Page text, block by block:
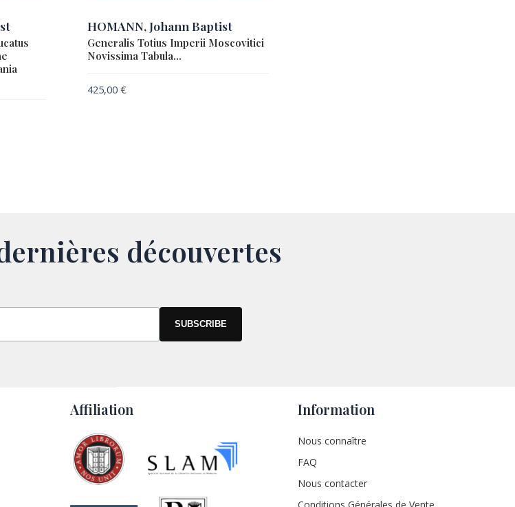
HOMANN, Johann Baptist
Generalis Totius Imperii Moscovitici
Novissima Tabula…
425,00 €
découvertes
Affiliation Information
Nous connaître
FAQ
Nous contacter
Conditions Générales de Vente